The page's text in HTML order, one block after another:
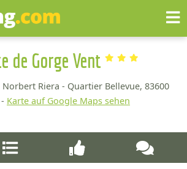
de Gorge Vent
Norbert Riera - Quartier Bellevue, 83600
Karte auf Google Maps sehen